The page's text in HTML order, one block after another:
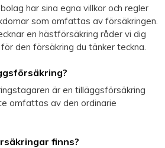
har sina egna villkor och regler
som omfattas av försäkringen.
en hästförsäkring råder vi dig
den försäkring du tänker teckna.
är en tilläggsförsäkring
omfattas av den ordinarie
finns?